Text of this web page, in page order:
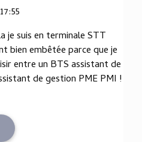
je suis en terminale STT
bien embêtée parce que je
entre un BTS assistant de
de gestion PME PMI !